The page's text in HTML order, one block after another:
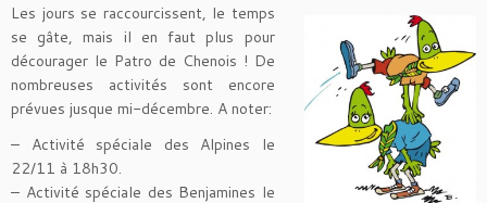
Les jours se raccourcissent, le temps
se gâte, mais il en faut plus pour
décourager le Patro de Chenois ! De
nombreuses activités sont encore
prévues jusque mi-décembre. A noter:
– Activité spéciale des Alpines le
22/11 à 18h30.
– Activité spéciale des Benjamines le